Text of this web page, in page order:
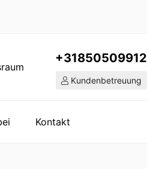
+31850509912
Kundenbetreuung
Kontakt